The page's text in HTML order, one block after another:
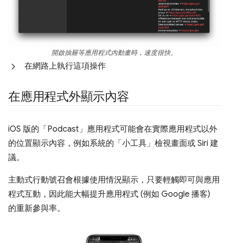
開啟抽屜等應用程式內動畫時，速度很快。
在網路上執行這項操作
在應用程式外顯示內容
iOS 版的「Podcast」應用程式可能會在實際應用程式以外
的位置顯示內容，例如系統的「小工具」檢視畫面或 Siri 建
議。
主動式行動號召會根據使用情況顯示，只要輕觸即可與應用
程式互動，因此能大幅提升應用程式 (例如 Google 播客)
的重新參與率。